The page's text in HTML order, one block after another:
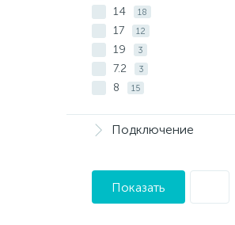
14 18
17 12
19 3
7.2 3
8 15
Подключение
Показать